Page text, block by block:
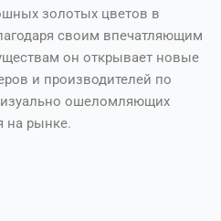
золотых цветов в
своим впечатляющим
он открывает новые
и производителей по
ошеломляющих
на рынке.